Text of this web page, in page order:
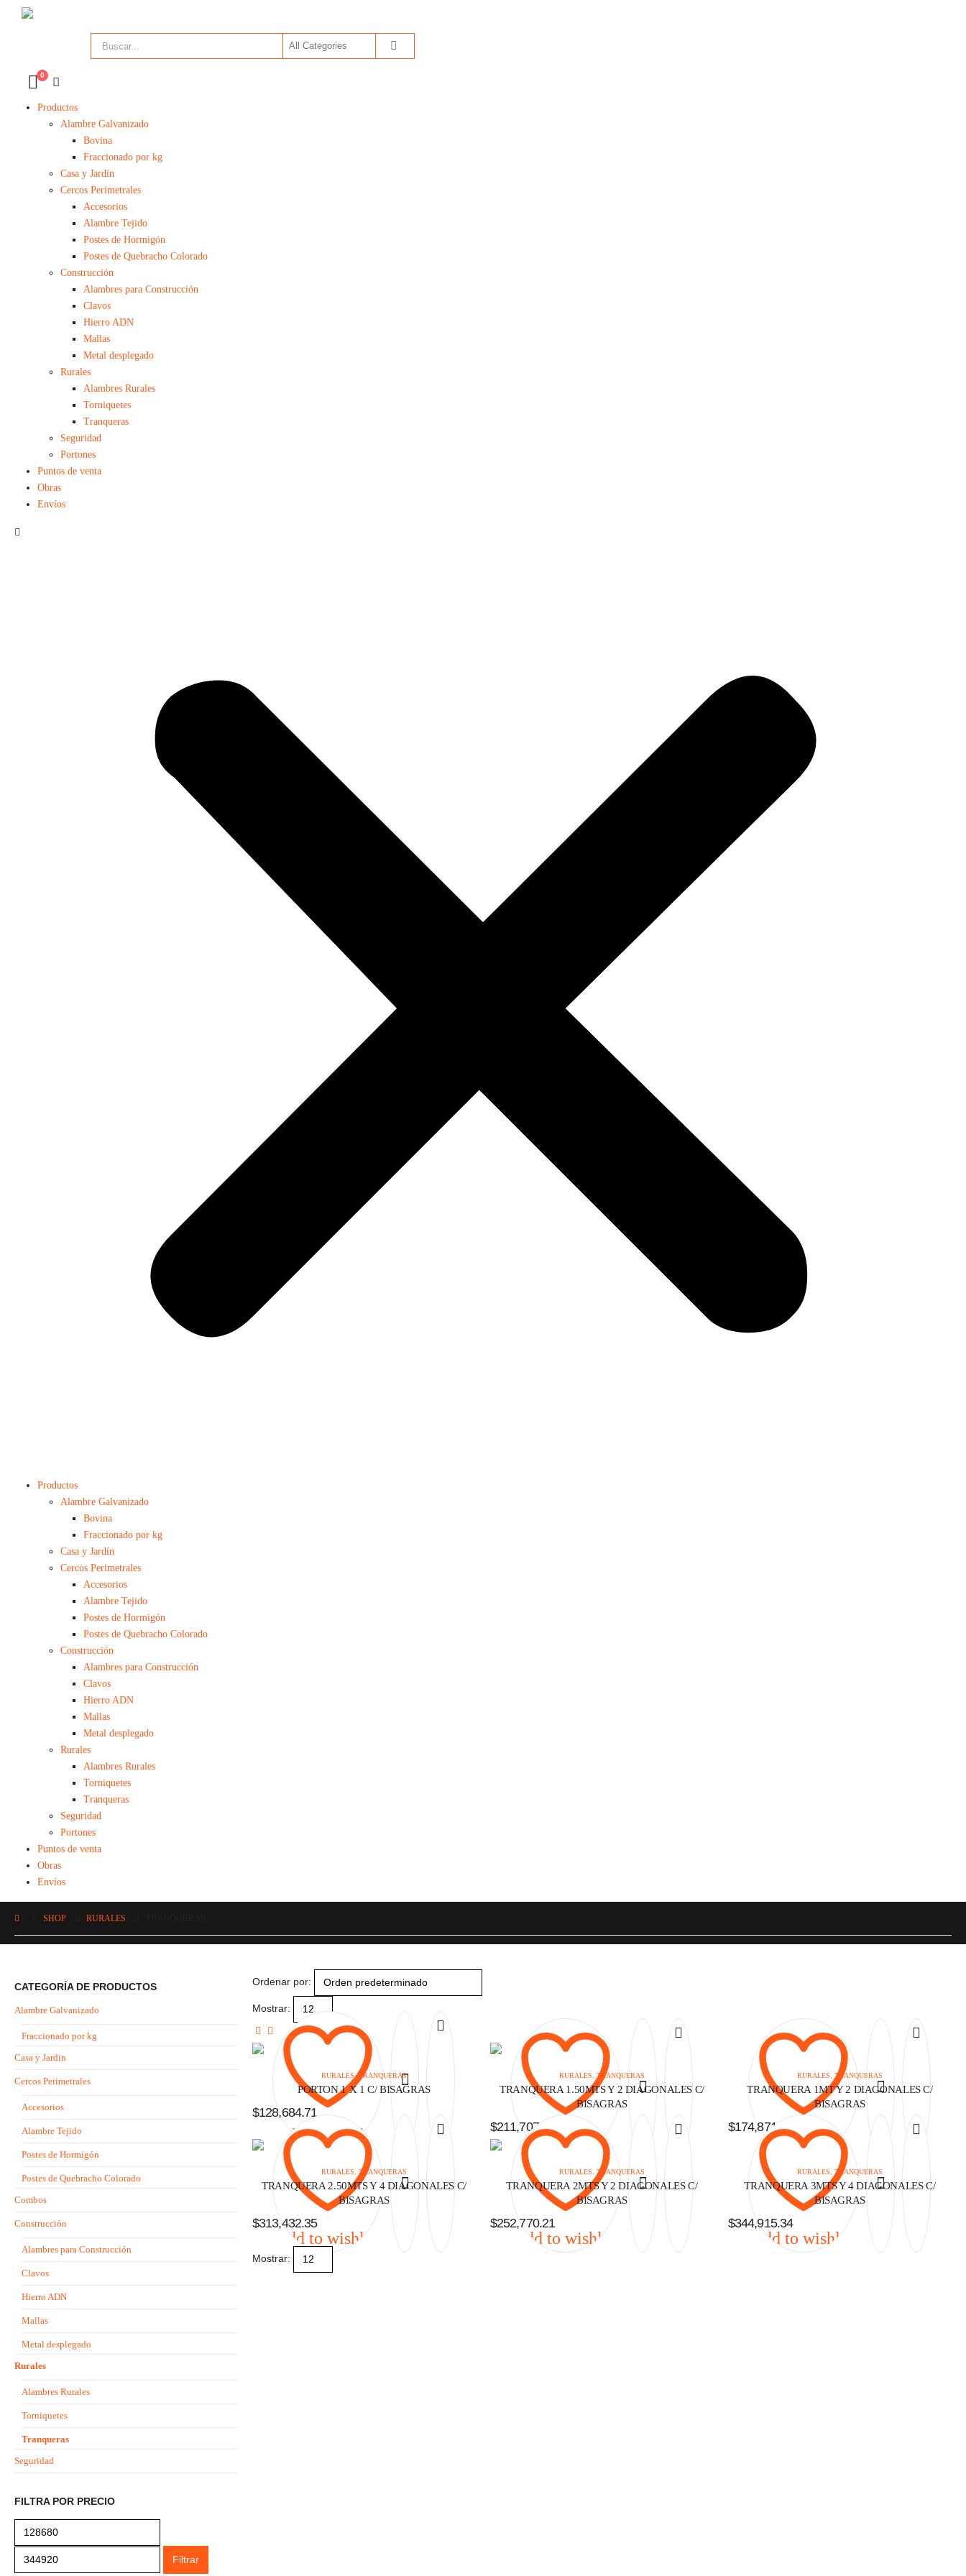
0
Productos
Alambre Galvanizado
Bovina
Fraccionado por kg
Casa y Jardín
Cercos Perimetrales
Accesorios
Alambre Tejido
Postes de Hormigón
Postes de Quebracho Colorado
Construcción
Alambres para Construcción
Clavos
Hierro ADN
Mallas
Metal desplegado
Rurales
Alambres Rurales
Torniquetes
Tranqueras
Seguridad
Portones
Puntos de venta
Obras
Envíos
Productos
Alambre Galvanizado
Bovina
Fraccionado por kg
Casa y Jardín
Cercos Perimetrales
Accesorios
Alambre Tejido
Postes de Hormigón
Postes de Quebracho Colorado
Construcción
Alambres para Construcción
Clavos
Hierro ADN
Mallas
Metal desplegado
Rurales
Alambres Rurales
Torniquetes
Tranqueras
Seguridad
Portones
Puntos de venta
Obras
Envíos
SHOP RURALES
Ordenar por:
Mostrar:
Add to wishlist
RURALES, TRANQUERAS
PORTON 1 X 1 C/ BISAGRAS
$128,684.71
Add to wishlist
RURALES TRANQUERAS
TRANQUERA 1.50MTS Y 2 DIAGONALES C/
BISAGRAS
$211,707.65
Add to wishlist
RURALES TRANQUERAS
TRANQUERA 1MT Y 2 DIAGONALES C/
BISAGRAS
$174,871.62
Add to wishlist
RURALES TRANQUERAS
TRANQUERA 2.50MTS Y 4 DIAGONALES C/
BISAGRAS
$313,432.35
Add to wishlist
RURALES TRANQUERAS
TRANQUERA 2MTS Y 2 DIAGONALES C/
BISAGRAS
$252,770.21
Add to wishlist
RURALES TRANQUERAS
TRANQUERA 3MTS Y 4 DIAGONALES C/
BISAGRAS
$344,915.34
Mostrar:
CATEGORÍA DE PRODUCTOS
Alambre Galvanizado
Fraccionado por kg
Casa y Jardin
Cercos Perimetrales
Accesorios
Alambre Tejido
Postes de Hormigón
Postes de Quebracho Colorado
Combos
Construcción
Alambres para Construcción
Clavos
Hierro ADN
Mallas
Metal desplegado
Rurales
Alambres Rurales
Torniquetes
Tranqueras
Seguridad
FILTRA POR PRECIO
Filtrar